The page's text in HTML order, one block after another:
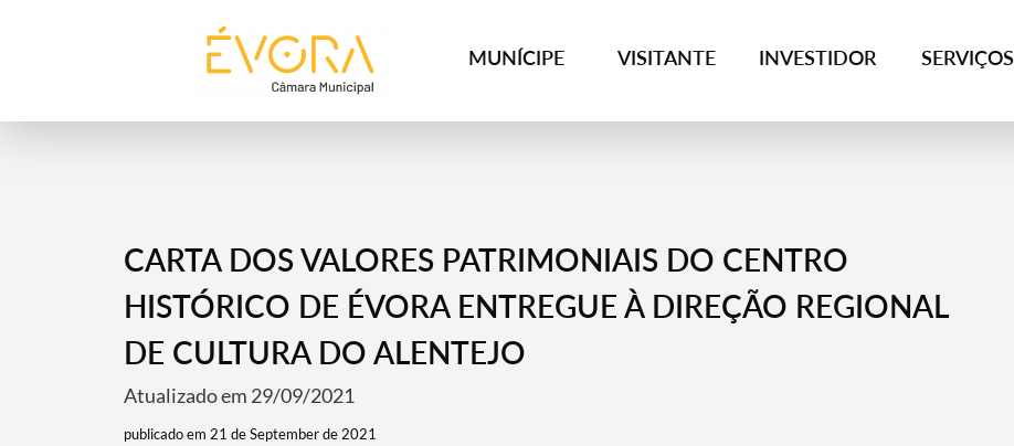
MUNÍCIPE VISITANTE INVESTIDOR SERVIÇOS
CARTA DOS VALORES PATRIMONIAIS DO CENTRO
HISTÓRICO DE ÉVORA ENTREGUE À DIREÇÃO REGIONAL
DE CULTURA DO ALENTEJO
Atualizado em 29/09/2021
publicado em 21 de September de 2021